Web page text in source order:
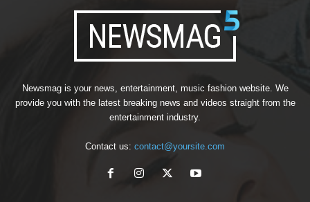
Newsmag is your news, entertainment, music fashion website. We
provide you with the latest breaking news and videos straight from the
entertainment industry.
Contact us: contact@yoursite.com